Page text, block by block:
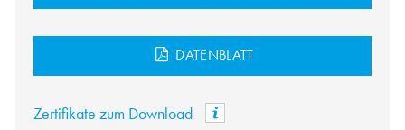
DATENBLATT
Zertifikate zum Download